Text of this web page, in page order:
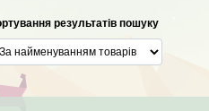
результатів пошуку